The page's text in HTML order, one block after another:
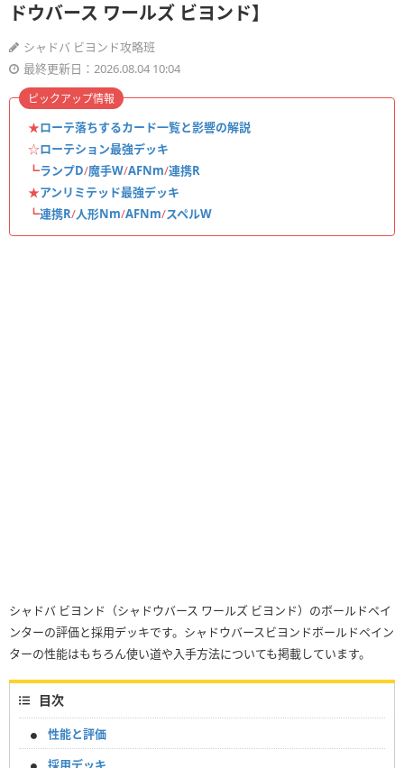
ドウバース ワールズ ビヨンド】
シャドバ ビヨンド攻略班
最終更新日：2026.08.04 10:04
★ローテ落ちするカード一覧と影響の解説
☆ローテション最強デッキ
┗ランプD/魔手W/AFNm/連携R
★アンリミテッド最強デッキ
┗連携R/人形Nm/AFNm/スペルW
ピックアップ情報
シャドバ ビヨンド（シャドウバース ワールズ ビヨンド）のボールドペイ
ンターの評価と採用デッキです。シャドウバースビヨンドボールドペイン
ターの性能はもちろん使い道や入手方法についても掲載しています。
目次
性能と評価
採用デッキ